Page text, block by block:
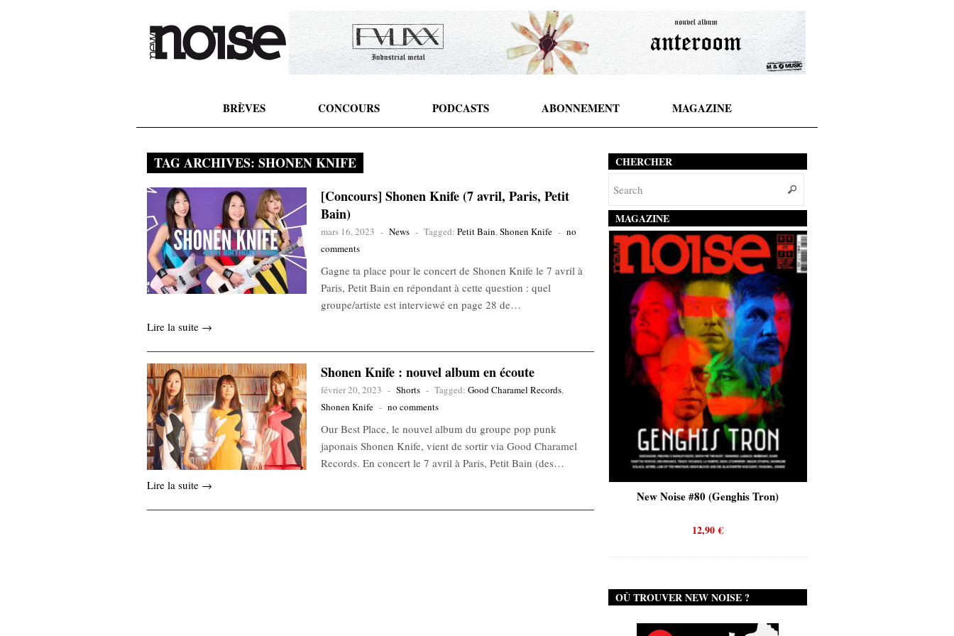
BRÈVES CONCOURS PODCASTS ABONNEMENT MAGAZINE
TAG ARCHIVES: SHONEN KNIFE
[Concours] Shonen Knife (7 avril, Paris, Petit
Bain)
mars 16, 2023 - News - Tagged: Petit Bain,Shonen Knife - no
comments
Gagne ta place pour le concert de Shonen Knife le 7 avril à
Paris, Petit Bain en répondant à cette question : quel
groupe/artiste est interviewé en page 28 de…
Lire la suite →
Shonen Knife : nouvel album en écoute
février 20, 2023 - Shorts - Tagged: Good Charamel Records,
Shonen Knife - no comments
Our Best Place, le nouvel album du groupe pop punk
japonais Shonen Knife, vient de sortir via Good Charamel
Records. En concert le 7 avril à Paris, Petit Bain (des…
Lire la suite →
CHERCHER
MAGAZINE
New Noise #80 (Genghis Tron)
12,90€
OÙ TROUVER NEW NOISE ?